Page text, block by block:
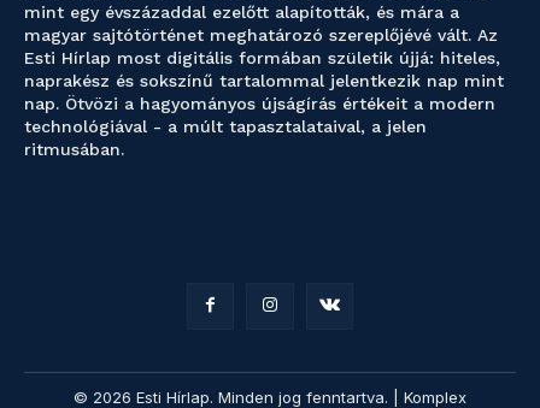
mint egy évszázaddal ezelőtt alapították, és mára a
magyar sajtótörténet meghatározó szereplőjévé vált. Az
Esti Hírlap most digitális formában születik újjá: hiteles,
naprakész és sokszínű tartalommal jelentkezik nap mint
nap. Ötvözi a hagyományos újságírás értékeit a modern
technológiával - a múlt tapasztalataival, a jelen
ritmusában.
© 2026 Esti Hírlap. Minden jog fenntartva. | Komplex